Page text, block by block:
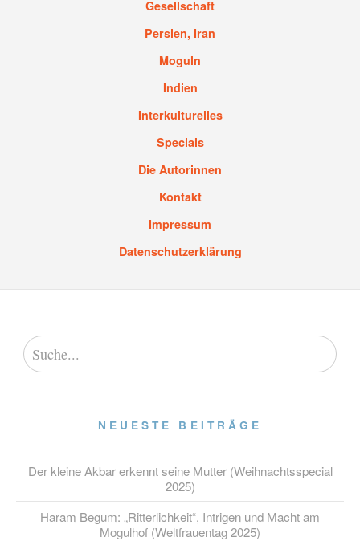
Gesellschaft
Persien, Iran
Moguln
Indien
Interkulturelles
Specials
Die Autorinnen
Kontakt
Impressum
Datenschutzerklärung
NEUESTE BEITRÄGE
Der kleine Akbar erkennt seine Mutter (Weihnachtsspecial
2025)
Haram Begum: „Ritterlichkeit“, Intrigen und Macht am
Mogulhof (Weltfrauentag 2025)